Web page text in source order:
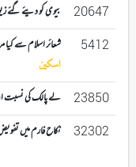
20647 بیوی کو دیئے گئے
5412 شعائر اسلام سے کیا
اسکین
23850 لے پالک کی نسبت
32302 نکاح فارم میں